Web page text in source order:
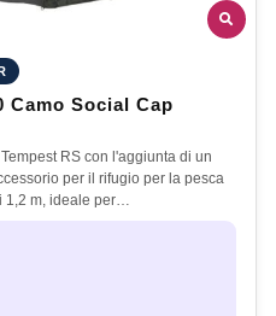
Camo Social Cap
RS con l'aggiunta di un
per il rifugio per la pesca
m, ideale per…